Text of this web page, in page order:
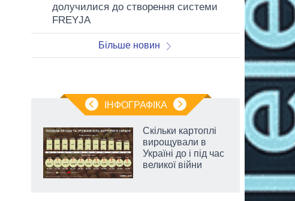
долучилися до створення системи
FREYJA
Більше новин
ІНФОГРАФІКА
Скільки картоплі
вирощували в
Україні до і під час
великої війни